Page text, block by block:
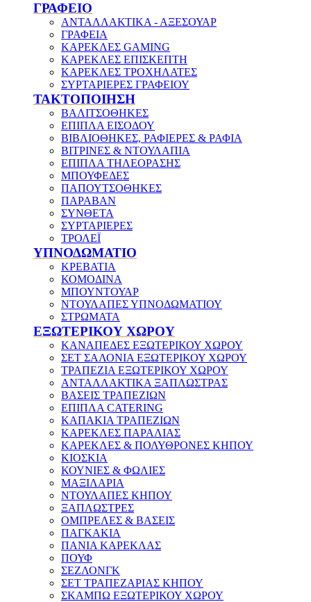
ΓΡΑΦΕΙΟ
ΑΝΤΑΛΛΑΚΤΙΚΑ - ΑΞΕΣΟΥΑΡ
ΓΡΑΦΕΙΑ
ΚΑΡΕΚΛΕΣ GAMING
ΚΑΡΕΚΛΕΣ ΕΠΙΣΚΕΠΤΗ
ΚΑΡΕΚΛΕΣ ΤΡΟΧΗΛΑΤΕΣ
ΣΥΡΤΑΡΙΕΡΕΣ ΓΡΑΦΕΙΟΥ
ΤΑΚΤΟΠΟΙΗΣΗ
ΒΑΛΙΤΣΟΘΗΚΕΣ
ΕΠΙΠΛΑ ΕΙΣΟΔΟΥ
ΒΙΒΛΙΟΘΗΚΕΣ, ΡΑΦΙΕΡΕΣ & ΡΑΦΙΑ
ΒΙΤΡΙΝΕΣ & ΝΤΟΥΛΑΠΙΑ
ΕΠΙΠΛΑ ΤΗΛΕΟΡΑΣΗΣ
ΜΠΟΥΦΕΔΕΣ
ΠΑΠΟΥΤΣΟΘΗΚΕΣ
ΠΑΡΑΒΑΝ
ΣΥΝΘΕΤΑ
ΣΥΡΤΑΡΙΕΡΕΣ
ΤΡΟΛΕΪ
ΥΠΝΟΔΩΜΑΤΙΟ
ΚΡΕΒΑΤΙΑ
ΚΟΜΟΔΙΝΑ
ΜΠΟΥΝΤΟΥΑΡ
ΝΤΟΥΛΑΠΕΣ ΥΠΝΟΔΩΜΑΤΙΟΥ
ΣΤΡΩΜΑΤΑ
ΕΞΩΤΕΡΙΚΟΥ ΧΩΡΟΥ
ΚΑΝΑΠΕΔΕΣ ΕΞΩΤΕΡΙΚΟΥ ΧΩΡΟΥ
ΣΕΤ ΣΑΛΟΝΙΑ ΕΞΩΤΕΡΙΚΟΥ ΧΩΡΟΥ
ΤΡΑΠΕΖΙΑ ΕΞΩΤΕΡΙΚΟΥ ΧΩΡΟΥ
ΑΝΤΑΛΛΑΚΤΙΚΑ ΞΑΠΛΩΣΤΡΑΣ
ΒΑΣΕΙΣ ΤΡΑΠΕΖΙΩΝ
ΕΠΙΠΛΑ CATERING
ΚΑΠΑΚΙΑ ΤΡΑΠΕΖΙΩΝ
ΚΑΡΕΚΛΕΣ ΠΑΡΑΛΙΑΣ
ΚΑΡΕΚΛΕΣ & ΠΟΛΥΘΡΟΝΕΣ ΚΗΠΟΥ
ΚΙΟΣΚΙΑ
ΚΟΥΝΙΕΣ & ΦΩΛΙΕΣ
ΜΑΞΙΛΑΡΙΑ
ΝΤΟΥΛΑΠΕΣ ΚΗΠΟΥ
ΞΑΠΛΩΣΤΡΕΣ
ΟΜΠΡΕΛΕΣ & ΒΑΣΕΙΣ
ΠΑΓΚΑΚΙΑ
ΠΑΝΙΑ ΚΑΡΕΚΛΑΣ
ΠΟΥΦ
ΣΕΖΛΟΝΓΚ
ΣΕΤ ΤΡΑΠΕΖΑΡΙΑΣ ΚΗΠΟΥ
ΣΚΑΜΠΩ ΕΞΩΤΕΡΙΚΟΥ ΧΩΡΟΥ